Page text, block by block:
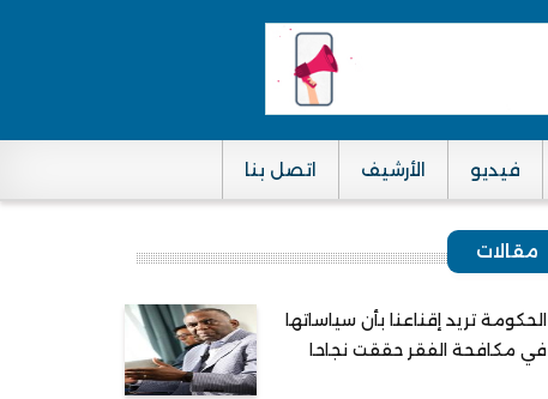
فيديو الأرشيف اتصل بنا
مقالات
الحكومة تريد إقناعنا بأن سياساتها
في مكافحة الفقر حققت نجاحا